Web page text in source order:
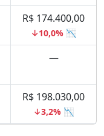
R$ 174.400,00
↓10,0% 📉
—
R$ 198.030,00
↓3,2% 📉